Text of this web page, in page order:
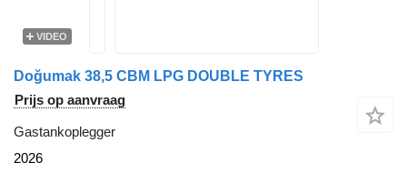
VIDEO
Doğumak 38,5 CBM LPG DOUBLE TYRES
Prijs op aanvraag
Gastankoplegger
2026